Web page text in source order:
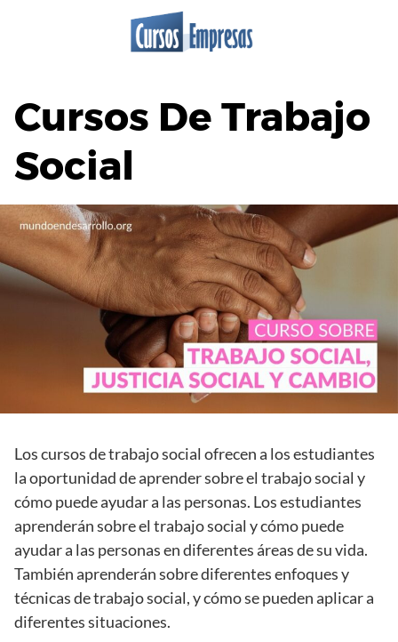
Cursos De Trabajo
Social
Los cursos de trabajo social ofrecen a los estudiantes
la oportunidad de aprender sobre el trabajo social y
cómo puede ayudar a las personas. Los estudiantes
aprenderán sobre el trabajo social y cómo puede
ayudar a las personas en diferentes áreas de su vida.
También aprenderán sobre diferentes enfoques y
técnicas de trabajo social, y cómo se pueden aplicar a
diferentes situaciones.